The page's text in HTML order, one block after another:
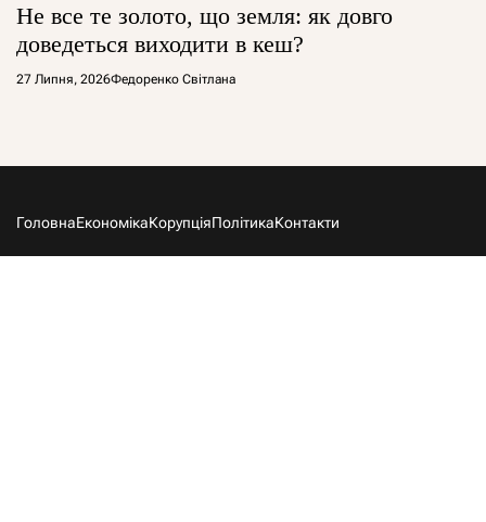
Не все те золото, що земля: як довго
доведеться виходити в кеш?
27 Липня, 2026Федоренко Світлана
ГоловнаЕкономікаКорупціяПолітикаКонтакти